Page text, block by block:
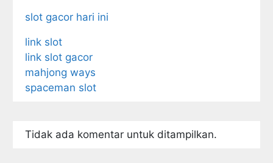
slot gacor hari ini
link slot
link slot gacor
mahjong ways
spaceman slot
Tidak ada komentar untuk ditampilkan.